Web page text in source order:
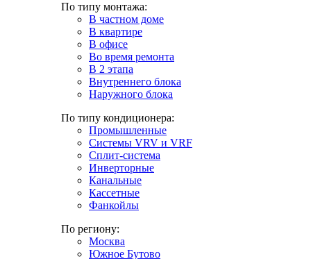
По типу монтажа:
В частном доме
В квартире
В офисе
Во время ремонта
В 2 этапа
Внутреннего блока
Наружного блока
По типу кондиционера:
Промышленные
Системы VRV и VRF
Сплит-система
Инверторные
Канальные
Кассетные
Фанкойлы
По региону:
Москва
Южное Бутово